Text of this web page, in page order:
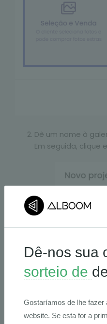
Dê um nome à
Em seguida, clique